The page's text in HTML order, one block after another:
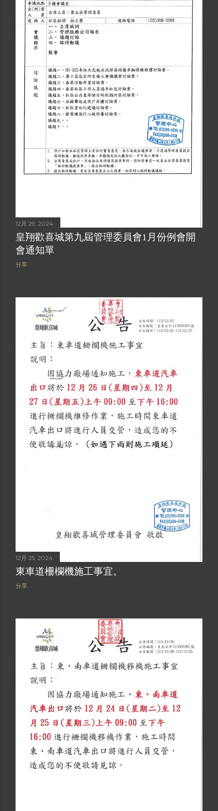
12月 29, 2024
皇翔歡喜城第九屆管理委員會1月份例會開
會通知單
分享
12月 25, 2024
東車道柵欄機施工事宜。
分享